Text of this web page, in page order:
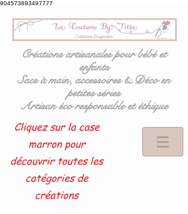
904573893497777
Créations artisanales pour bébé et
enfants
Sacs à main, accessoires & Déco en
petites séries
Artisan éco responsable et éthique
Cliquez sur la case
marron pour
découvrir toutes les
catégories de
créations